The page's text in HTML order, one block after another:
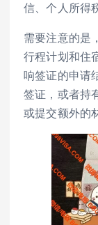
信、个人所得
需要注意的是
行程计划和住
响签证的申请
签证，或者持
或提交额外的